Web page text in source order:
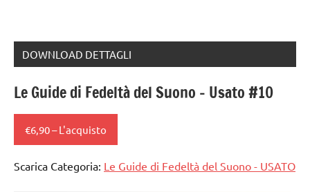
DOWNLOAD DETTAGLI
Le Guide di Fedeltà del Suono – Usato #10
€6,90 – L'acquisto
Scarica Categoria: Le Guide di Fedeltà del Suono - USATO